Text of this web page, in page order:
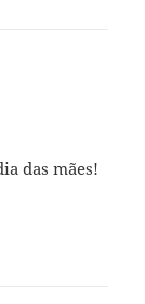
das mães!